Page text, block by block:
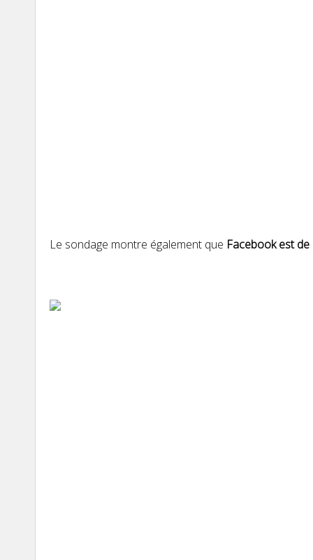
Le sondage montre également que Facebook est